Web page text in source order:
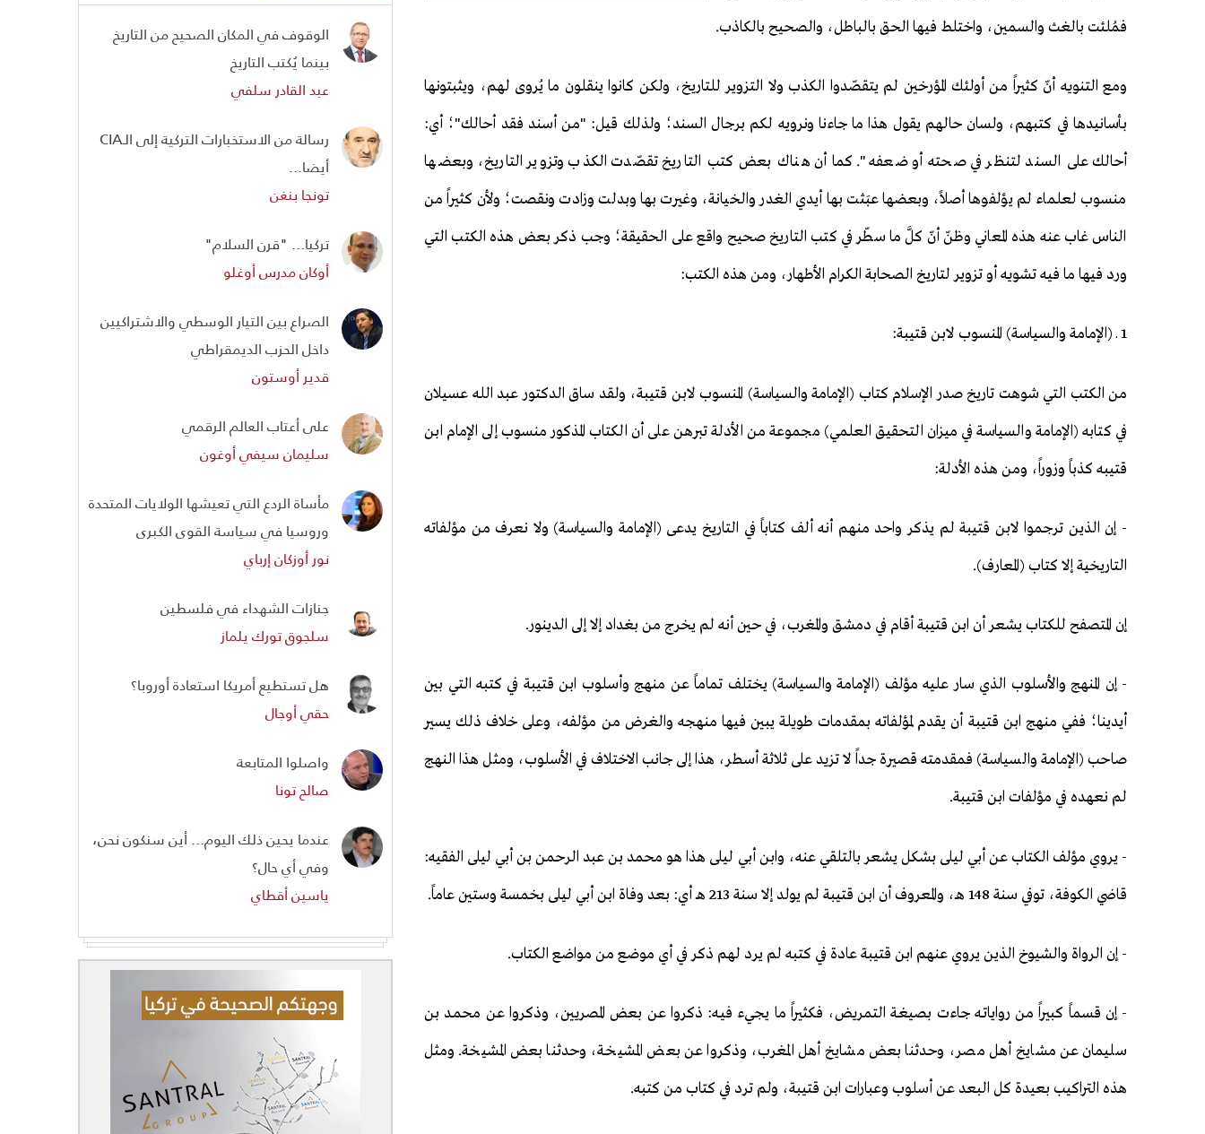
فمُلئت بالغث والسمين، واختلط فيها الحق بالباطل، والصحيح بالكاذب.
ومع التنويه أنّ كثيراً من أولئك المؤرخين لم يتقصّدوا الكذب ولا التزوير للتاريخ، ولكن كانوا ينقلون ما يُروى لهم، ويثبتونها
بأسانيدها في كتبهم، ولسان حالهم يقول هذا ما جاءنا ونرويه لكم برجال السند؛ ولذلك قيل: "من أسند فقد أحالك"؛ أي:
أحالك على السند لتنظر في صحته أو ضعفه". كما أن هناك بعض كتب التاريخ تقصّدت الكذب وتزوير التاريخ، وبعضها
منسوب لعلماء لم يؤلفوها أصلاً، وبعضها عبَثت بها أيدي الغدر والخيانة، وغيرت بها وبدلت وزادت ونقصت؛ ولأن كثيراً من
الناس غاب عنه هذه المعاني وظنّ أنّ كلَّ ما سطّر في كتب التاريخ صحيح واقع على الحقيقة؛ وجب ذكر بعض هذه الكتب التي
ورد فيها ما فيه تشويه أو تزوير لتاريخ الصحابة الكرام الأطهار، ومن هذه الكتب:
1 ـ (الإمامة والسياسة) المنسوب لابن قتيبة:
من الكتب التي شوهت تاريخ صدر الإسلام كتاب (الإمامة والسياسة) المنسوب لابن قتيبة، ولقد ساق الدكتور عبد الله عسيلان
في كتابه (الإمامة والسياسة في ميزان التحقيق العلمي) مجموعة من الأدلة تبرهن على أن الكتاب المذكور منسوب إلى الإمام ابن
قتيبه كذباً وزوراً، ومن هذه الأدلة:
- إن الذين ترجموا لابن قتيبة لم يذكر واحد منهم أنه ألف كتاباً في التاريخ يدعى (الإمامة والسياسة) ولا نعرف من مؤلفاته
التاريخية إلا كتاب (المعارف).
إن المتصفح للكتاب يشعر أن ابن قتيبة أقام في دمشق والمغرب، في حين أنه لم يخرج من بغداد إلا إلى الدينور.
- إن المنهج والأسلوب الذي سار عليه مؤلف (الإمامة والسياسة) يختلف تماماً عن منهج وأسلوب ابن قتيبة في كتبه التي بين
أيدينا؛ ففي منهج ابن قتيبة أن يقدم لمؤلفاته بمقدمات طويلة يبين فيها منهجه والغرض من مؤلفه، وعلى خلاف ذلك يسير
صاحب (الإمامة والسياسة) فمقدمته قصيرة جداً لا تزيد على ثلاثة أسطر، هذا إلى جانب الاختلاف في الأسلوب، ومثل هذا النهج
لم نعهده في مؤلفات ابن قتيبة.
- يروي مؤلف الكتاب عن أبي ليلى بشكل يشعر بالتلقي عنه، وابن أبي ليلى هذا هو محمد بن عبد الرحمن بن أبي ليلى الفقيه:
قاضي الكوفة، توفي سنة 148 هـ، والمعروف أن ابن قتيبة لم يولد إلا سنة 213 هـ أي: بعد وفاة ابن أبي ليلى بخمسة وستين عاماً.
- إن الرواة والشيوخ الذين يروي عنهم ابن قتيبة عادة في كتبه لم يرد لهم ذكر في أي موضع من مواضع الكتاب.
- إن قسماً كبيراً من رواياتـه جاءت بصيغـة التمريض، فكثيراً ما يجيء فيـه: ذكروا عن بعض المصريين، وذكروا عن محمـد بن
سليمان عن مشايخ أهل مصر، وحدثنا بعض مشايخ أهل المغرب، وذكروا عن بعض المشيخـة، وحدثنـا بعض المشيخة. ومثل
هذه التراكيب بعيدة كل البعد عن أسلوب وعبارات ابن قتيبة، ولم ترد في كتاب من كتبه.
الوقوف في المكان الصحيح من التاريخ
بينما يُكتب التاريخ
عبد القادر سلفي
رسالة من الاستخبارات التركية إلى الـCIA
أيضا...
تونجا بنغن
تركيا... "قرن السلام"
أوكان مدرس أوغلو
الصراع بين التيار الوسطي والاشتراكيين
داخل الحزب الديمقراطي
قدير أوستون
على أعتاب العالم الرقمي
سليمان سيفي أوغون
مأساة الردع التي تعيشها الولايات المتحدة
وروسيا في سياسة القوى الكبرى
نور أوزكان إرباي
جنازات الشهداء في فلسطين
سلجوق تورك يلماز
هل تستطيع أمريكا استعادة أوروبا؟
حقي أوجال
واصلوا المتابعة
صالح تونا
عندما يحين ذلك اليوم... أين سنكون نحن،
وفي أي حال؟
ياسين أقطاي